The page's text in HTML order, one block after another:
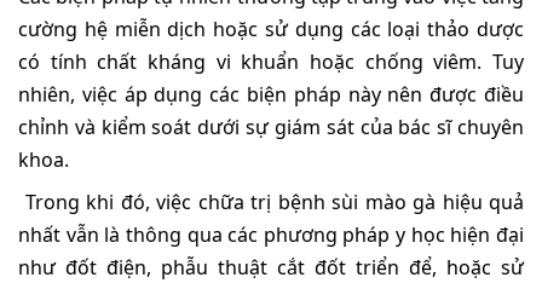
cường hệ miễn dịch hoặc sử dụng các loại thảo dược
có tính chất kháng vi khuẩn hoặc chống viêm. Tuy
nhiên, việc áp dụng các biện pháp này nên được điều
chỉnh và kiểm soát dưới sự giám sát của bác sĩ chuyên
khoa.
Trong khi đó, việc chữa trị bệnh sùi mào gà hiệu quả
nhất vẫn là thông qua các phương pháp y học hiện đại
như đốt điện, phẫu thuật cắt đốt triển để, hoặc sử